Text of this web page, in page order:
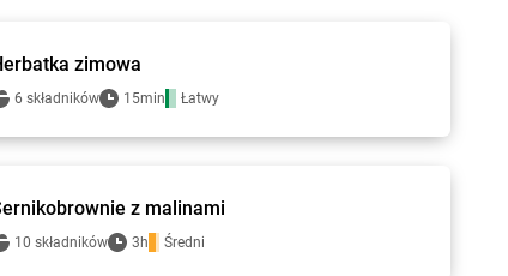
zimowa
6 składników 15min Łatwy
bi1 - przepisy
z malinami
10 składników 3h Średni